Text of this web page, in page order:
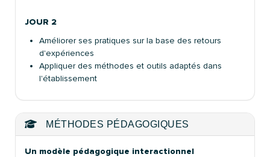
JOUR 2
Améliorer ses pratiques sur la base des retours
d'expériences
Appliquer des méthodes et outils adaptés dans
l'établissement
MÉTHODES PÉDAGOGIQUES
Un modèle pédagogique interactionnel